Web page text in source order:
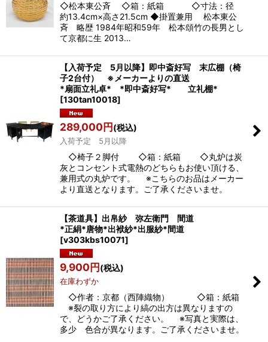
◇松本東公斉 ◇箱：紙箱 ◇寸法：径
約13.4cm×高さ21.5cm ◆掛置兼用 松本東公
斉 略歴 1984年昭和59年 松本頌竹の長男とし
て京都に生 2013…
【入荷予定 5月以降】即中斎好写 末広棚（椅
子2台付） ※メーカーよりの直送
*扇面立礼卓* *即中斎好写* 立礼棚*
[130tan10018]
289,000円(税込)
入荷予定 5月以降
◇椅子２脚付 ◇箱：紙箱 ◇丸炉は炭
灰とコンセント式電熱のどちらもお使い頂ける、
兼用式の丸炉です。 ※こちらのお品はメーカー
より直送となります。ご了承くださいませ。
【茶道具】出帛紗 弥左衛門 間道
*正絹*唐物*出袱紗*出服紗*間道
[v303kbs10071]
9,900円(税込)
在庫わずか
◇作者：京都（西陣織物） ◇箱：紙箱
※裂の取り方により縞の出方は異なりますの
で、どうかご了承ください。 ※写真と実際は、
多少 色合が異なります。ご了承くださいませ。